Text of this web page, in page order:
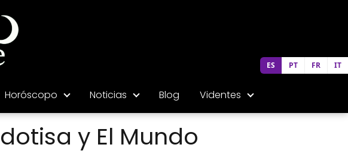
Horóscopo Noticias Blog Videntes
y El Mundo
ES PT FR IT